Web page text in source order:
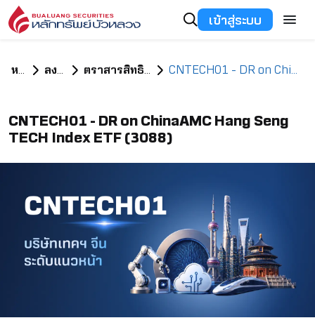
เข้าสู่ระบบ
หน้าแรก ลงทุนอะไรดี ตราสารสิทธิในหลักทรัพย์ต่างประเทศ CNTECH01 - DR on ChinaAMC Hang Seng TECH Index ETF (3088)
CNTECH01 - DR on ChinaAMC Hang Seng
TECH Index ETF (3088)